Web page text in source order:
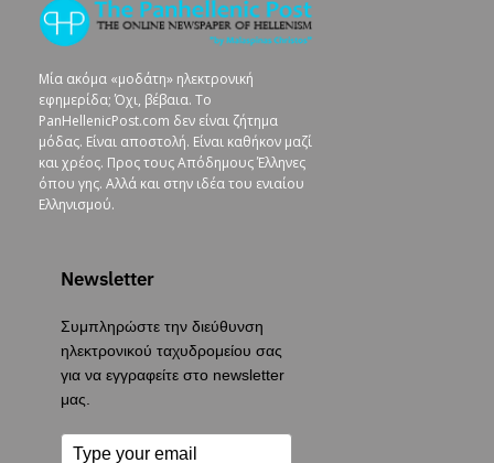
Μία ακόμα «μοδάτη» ηλεκτρονική
εφημερίδα; Όχι, βέβαια. To
PanHellenicPost.com δεν είναι ζήτημα
μόδας. Είναι αποστολή. Είναι καθήκον μαζί
και χρέος. Προς τους Απόδημους Έλληνες
όπου γης. Αλλά και στην ιδέα του ενιαίου
Ελληνισμού.
Newsletter
Συμπληρώστε την διεύθυνση
ηλεκτρονικού ταχυδρομείου σας
για να εγγραφείτε στο newsletter
μας.